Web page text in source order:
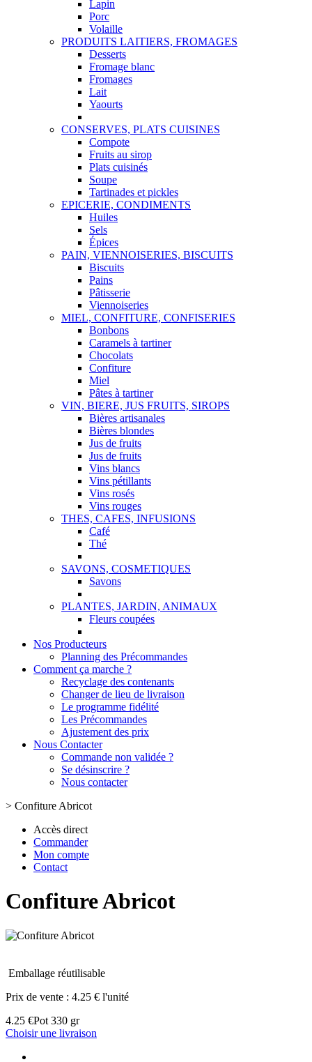
Lapin
Porc
Volaille
PRODUITS LAITIERS, FROMAGES
Desserts
Fromage blanc
Fromages
Lait
Yaourts
CONSERVES, PLATS CUISINES
Compote
Fruits au sirop
Plats cuisinés
Soupe
Tartinades et pickles
EPICERIE, CONDIMENTS
Huiles
Sels
Épices
PAIN, VIENNOISERIES, BISCUITS
Biscuits
Pains
Pâtisserie
Viennoiseries
MIEL, CONFITURE, CONFISERIES
Bonbons
Caramels à tartiner
Chocolats
Confiture
Miel
Pâtes à tartiner
VIN, BIERE, JUS FRUITS, SIROPS
Bières artisanales
Bières blondes
Jus de fruits
Jus de fruits
Vins blancs
Vins pétillants
Vins rosés
Vins rouges
THES, CAFES, INFUSIONS
Café
Thé
SAVONS, COSMETIQUES
Savons
PLANTES, JARDIN, ANIMAUX
Fleurs coupées
Nos Producteurs
Planning des Précommandes
Comment ça marche ?
Recyclage des contenants
Changer de lieu de livraison
Le programme fidélité
Les Précommandes
Ajustement des prix
Nous Contacter
Commande non validée ?
Se désinscrire ?
Nous contacter
> Confiture Abricot
Accès direct
Commander
Mon compte
Contact
Confiture Abricot
Emballage réutilisable
Prix de vente : 4.25 € l'unité
4.25 €Pot 330 gr
Choisir une livraison